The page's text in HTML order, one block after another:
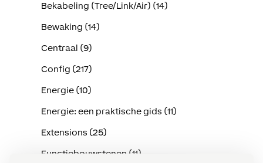
Bekabeling (Tree/Link/Air) (14)
Bewaking (14)
Centraal (9)
Config (217)
Energie (10)
Energie: een praktische gids (11)
Extensions (25)
Functiebouwstenen (11)